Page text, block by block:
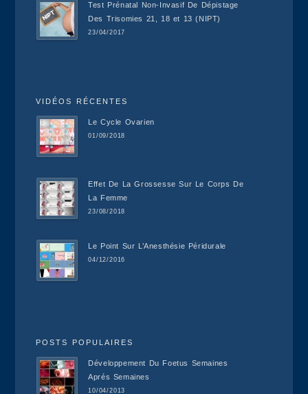
Test Prénatal Non-Invasif De Dépistage
Des Trisomies 21, 18 et 13 (NIPT)
23/04/2017
VIDÉOS RÉCENTES
Le Cycle Ovarien
01/09/2018
Effet De La Grossesse Sur Le Corps De
La Femme
23/08/2018
Le Point Sur L’Anesthésie Péridurale
04/12/2016
POSTS POPULAIRES
Développement Du Foetus Semaines
Aprés Semaines
10/04/2013